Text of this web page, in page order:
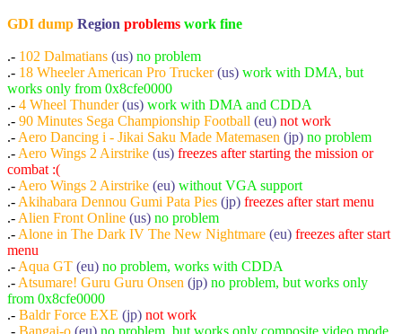
GDI dump Region problems work fine
.- 102 Dalmatians (us) no problem
.- 18 Wheeler American Pro Trucker (us) work with DMA, but
works only from 0x8cfe0000
.- 4 Wheel Thunder (us) work with DMA and CDDA
.- 90 Minutes Sega Championship Football (eu) not work
.- Aero Dancing i - Jikai Saku Made Matemasen (jp) no problem
.- Aero Wings 2 Airstrike (us) freezes after starting the mission or
combat :(
.- Aero Wings 2 Airstrike (eu) without VGA support
.- Akihabara Dennou Gumi Pata Pies (jp) freezes after start menu
.- Alien Front Online (us) no problem
.- Alone in The Dark IV The New Nightmare (eu) freezes after start
menu
.- Aqua GT (eu) no problem, works with CDDA
.- Atsumare! Guru Guru Onsen (jp) no problem, but works only
from 0x8cfe0000
.- Baldr Force EXE (jp) not work
.- Bangai-o (eu) no problem, but works only composite video mode